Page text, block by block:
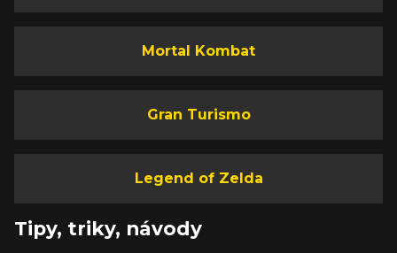
Mortal Kombat
Gran Turismo
Legend of Zelda
Tipy, triky, návody